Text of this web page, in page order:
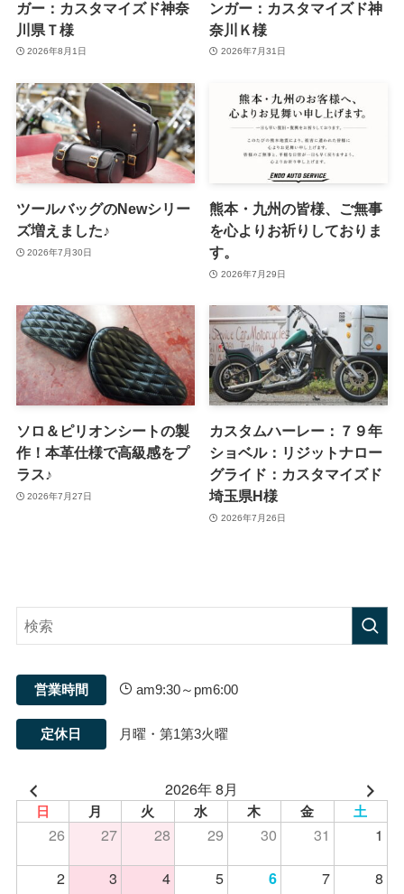
ガー：カスタマイズド神奈
川県Ｔ様
2026年8月1日
ンガー：カスタマイズド神
奈川Ｋ様
2026年7月31日
ツールバッグのNewシリー
ズ増えました♪
2026年7月30日
熊本・九州の皆様、ご無事
を心よりお祈りしておりま
す。
2026年7月29日
ソロ＆ピリオンシートの製
作！本革仕様で高級感をプ
ラス♪
2026年7月27日
カスタムハーレー：７９年
ショベル：リジットナロー
グライド：カスタマイズド
埼玉県H様
2026年7月26日
営業時間 am9:30～pm6:00
定休日 月曜・第1第3火曜
2026年 8月
日 月 火 水 木 金 土
26 27 28 29 30 31
1
2
3 4 5 6 7
8